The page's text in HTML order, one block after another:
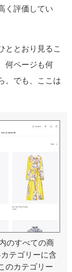
く評価してい
ととおり見るこ
何ページも何
。でも、ここは
のすべての商
テゴリーに含
のカテゴリー